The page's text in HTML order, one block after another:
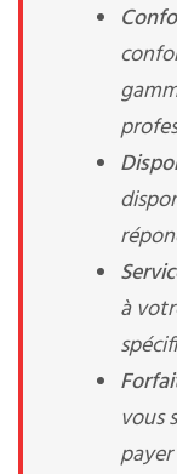
à
vous